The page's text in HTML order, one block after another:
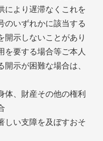
により遅滞なくこれを
のいずれかに該当する
開示しないことがあり
を要する場合等ご本人
示が困難な場合は、
、財産その他の権利
い支障を及ぼすおそ